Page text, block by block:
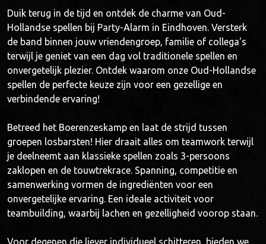
Duik terug in de tijd en ontdek de charme van Oud-
Hollandse spellen bij Party-Alarm in Eindhoven. Versterk
de band binnen jouw vriendengroep, familie of collega's
terwijl je geniet van een dag vol traditionele spellen en
onvergetelijk plezier. Ontdek waarom onze Oud-Hollandse
spellen de perfecte keuze zijn voor een gezellige en
verbindende ervaring!
Betreed het Boerenzeskamp en laat de strijd tussen
groepen losbarsten! Hier draait alles om teamwork terwijl
je deelneemt aan klassieke spellen zoals 3-persoons
zaklopen en de touwtrekrace. Spanning, competitie en
samenwerking vormen de ingrediënten voor een
onvergetelijke ervaring. Een ideale activiteit voor
teambuilding, waarbij lachen en gezelligheid voorop staan.
Voor degenen die liever individueel schitteren, bieden we